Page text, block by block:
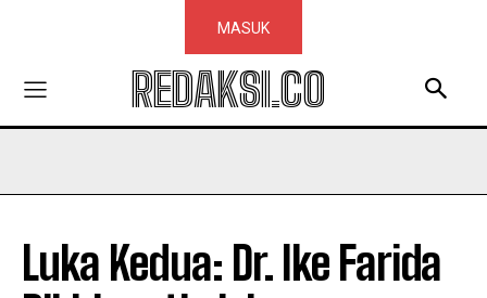
MASUK
REDAKSI.CO
Luka Kedua: Dr. Ike Farida